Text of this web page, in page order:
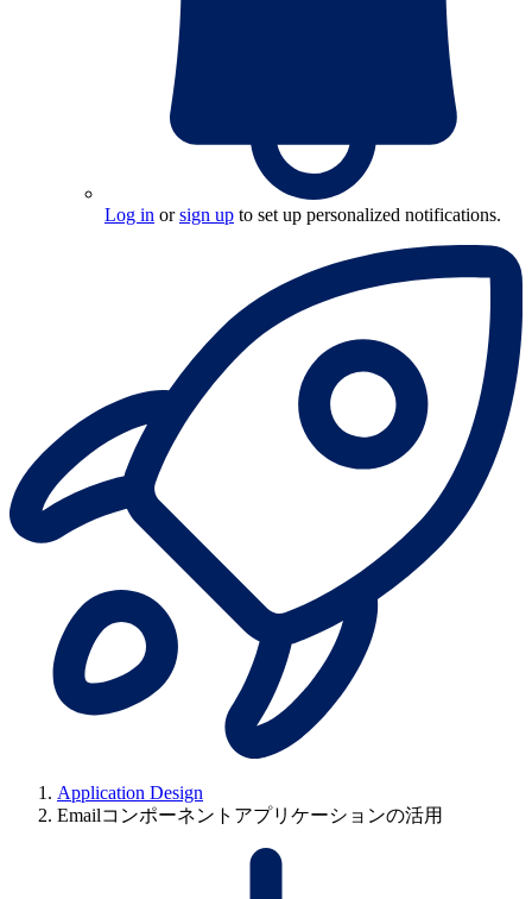
Log in orsign up to set up personalized notifications.
Application Design
Emailコンポーネントアプリケーションの活用